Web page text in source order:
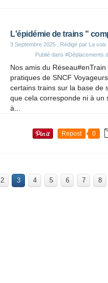
L'épidémie de trains "
3 Septembre 2025 , Rédigé par La
Publié dans #Déplacements
Nos amis du
pratiques de SNCF
certains trains sur la base de
que cela corresponde ni à un
à...
Repost 0
2 3 4 5 6 7 8